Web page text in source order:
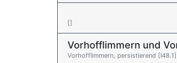
[]
Vorhofflimmern und
Vorhofflimmern, persistierend [I48.1]